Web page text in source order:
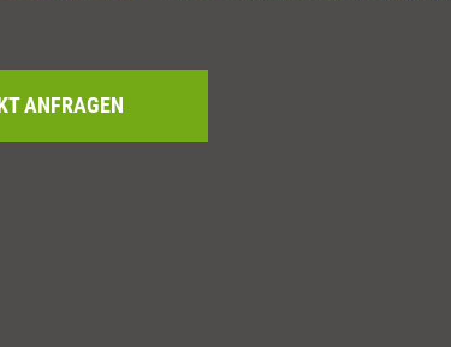
ANFRAGEN